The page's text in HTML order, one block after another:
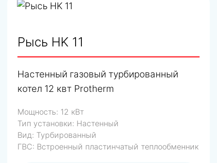
Рысь HK 11
Настенный газовый турбированный
котел 12 квт Protherm
Мощность: 12 кВт
Тип установки: Настенный
Вид: Турбированный
ГВС: Встроенный пластинчатый теплообменник